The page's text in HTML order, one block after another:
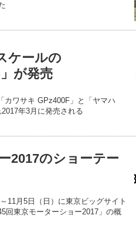
ケールの
が発売
カワサキ GPz400F」と「ヤマハ
年3月に発売される
2017のショーテー
11月5日（日）に東京ビッグサイト
回東京モーターショー2017」の概